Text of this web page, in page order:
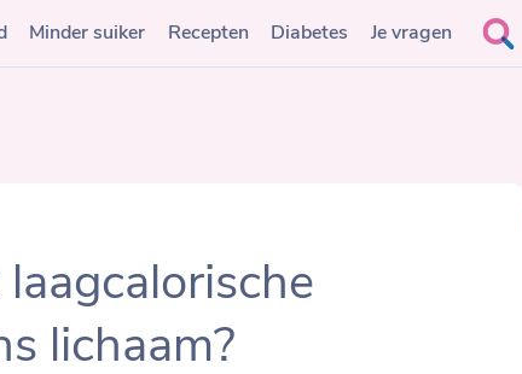
Minder suiker Recepten Diabetes Je vragen
for:
lichaam?